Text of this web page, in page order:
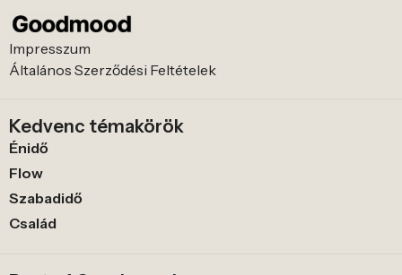
Impresszum
Általános Szerződési Feltételek
Kedvenc témakörök
Énidő
Flow
Szabadidő
Család